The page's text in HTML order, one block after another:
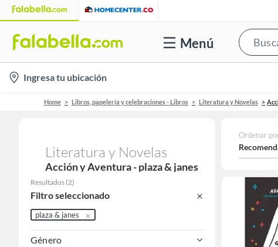
Menú
location-
icon
Ingresa tu ubicación
Home Libros, papelería y celebraciones - Libros Literatura y Novelas
Literatura y Novelas
Acción y Aventura - plaza & janes
Resultados (2)
Filtro seleccionado
plaza & janes
Género
Ordenar